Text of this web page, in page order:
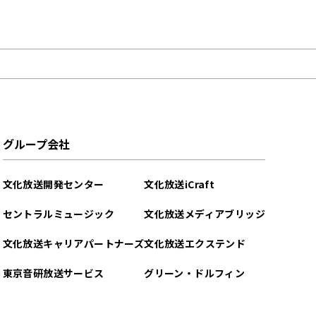
グループ会社
文化放送開発センター
セントラルミュージック
文化放送キャリアパートナーズ
東京音研放送サービス
文化放送iCraft
文化放送メディアブリッジ
文化放送エクステンド
グリーン・ドルフィン